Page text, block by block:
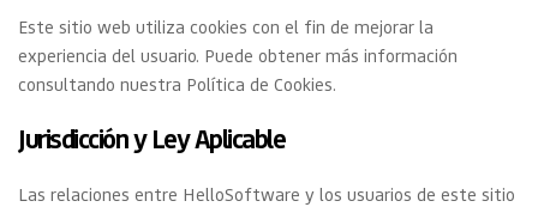
Este sitio web utiliza cookies con el fin de mejorar la
experiencia del usuario. Puede obtener más información
consultando nuestra Política de Cookies.
Jurisdicción y Ley Aplicable
Las relaciones entre HelloSoftware y los usuarios de este sitio